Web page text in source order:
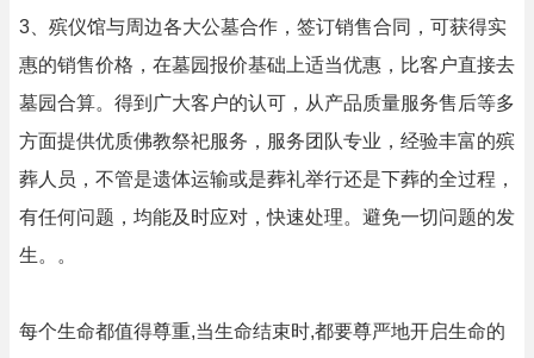
3、殡仪馆与周边各大公墓合作，签订销售合同，可获得实
惠的销售价格，在墓园报价基础上适当优惠，比客户直接去
墓园合算。得到广大客户的认可，从产品质量服务售后等多
方面提供优质佛教祭祀服务，服务团队专业，经验丰富的殡
葬人员，不管是遗体运输或是葬礼举行还是下葬的全过程，
有任何问题，均能及时应对，快速处理。避免一切问题的发
生。。
每个生命都值得尊重,当生命结束时,都要尊严地开启生命的